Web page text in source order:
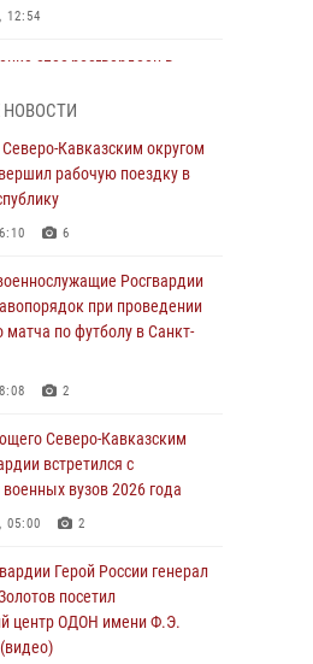
12:54
спас росгвардеец в
лагерей посетили
центр Росгвардии (видео)
генерал-майор
выпуска «Легенды
Маршалом»
и ветераны военной
память Николая
12:00 4
попытку руферов
Смольного собора в
(видео)
11:34
Кавказским округом
рабочую поездку в
6
Росгвардии
при проведении
матча по футболу в Санкт-
2
Северо-Кавказским
встретился с
вузов 2026 года
05:00 2
Герой России генерал
посетил
центр ОДОН имени Ф.Э.